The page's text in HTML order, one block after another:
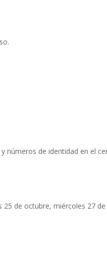
números de identidad en el
de octubre, miércoles 27